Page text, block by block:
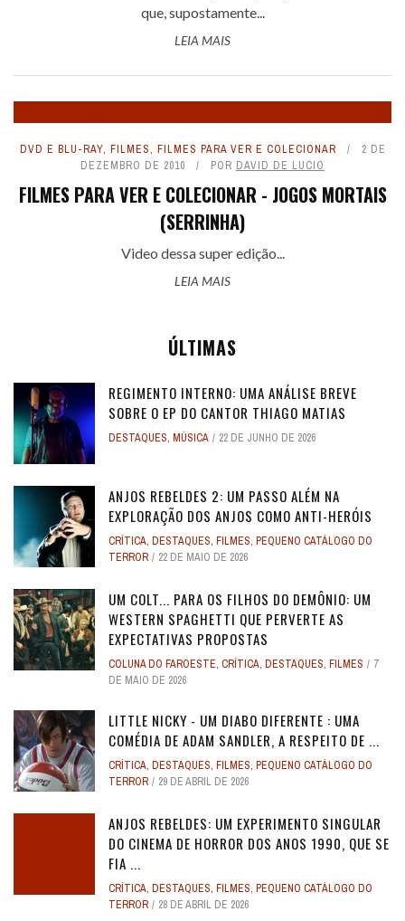
que, supostamente...
LEIA MAIS
DVD E BLU-RAY, FILMES, FILMES PARA VER E COLECIONAR
2 DE
DEZEMBRO DE 2010
POR DAVID DE LUCIO
FILMES PARA VER E COLECIONAR - JOGOS MORTAIS
(SERRINHA)
Video dessa super edição...
LEIA MAIS
ÚLTIMAS
REGIMENTO INTERNO: UMA ANÁLISE BREVE
SOBRE O EP DO CANTOR THIAGO MATIAS
DESTAQUES, MÚSICA 22 DE JUNHO DE 2026
ANJOS REBELDES 2: UM PASSO ALÉM NA
EXPLORAÇÃO DOS ANJOS COMO ANTI-HERÓIS
CRÍTICA, DESTAQUES, FILMES, PEQUENO CATÁLOGO DO
TERROR
22 DE MAIO DE 2026
UM COLT... PARA OS FILHOS DO DEMÔNIO: UM
WESTERN SPAGHETTI QUE PERVERTE AS
EXPECTATIVAS PROPOSTAS
COLUNA DO FAROESTE, CRÍTICA, DESTAQUES, FILMES
7
DE MAIO DE 2026
LITTLE NICKY - UM DIABO DIFERENTE : UMA
COMÉDIA DE ADAM SANDLER, A RESPEITO DE ...
CRÍTICA, DESTAQUES, FILMES, PEQUENO CATÁLOGO DO
TERROR
29 DE ABRIL DE 2026
ANJOS REBELDES: UM EXPERIMENTO SINGULAR
DO CINEMA DE HORROR DOS ANOS 1990, QUE SE
FIA ...
CRÍTICA, DESTAQUES, FILMES, PEQUENO CATÁLOGO DO
TERROR
28 DE ABRIL DE 2026